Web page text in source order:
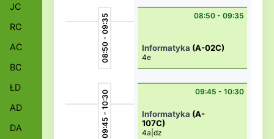
JC
RC
AC
BC
ŁD
AD
DA
08:50 - 09:35
09:45 - 10:30
08:50 - 09:35
Informatyka (A-02C)
4e
09:45 - 10:30
Informatyka (A-
107C)
4a|dz